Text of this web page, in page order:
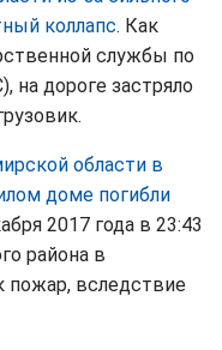
коллапс. Как
службы по
на дороге застряло
области в
доме погибли
2017 года в 23:43
района в
вследствие